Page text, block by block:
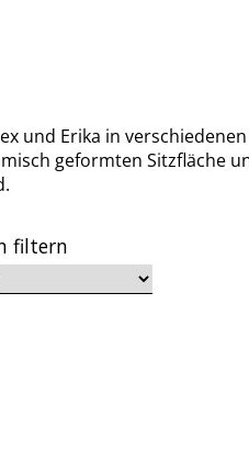
und Erika in
geformten Sitzfläche
filtern